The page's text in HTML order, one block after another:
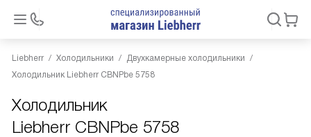
Liebherr Холодильники
Двухкамерные холодильники
Холодильник Liebherr CBNPbe 5758
Холодильник
Liebherr CBNPbe 5758